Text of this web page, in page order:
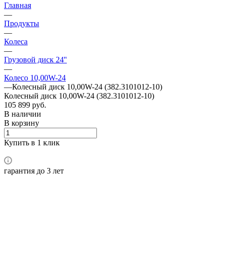
Главная
—
Продукты
—
Колеса
—
Грузовой диск 24''
—
Колесо 10,00W-24
—Колесный диск 10,00W-24 (382.3101012-10)
Колесный диск 10,00W-24 (382.3101012-10)
105 899 руб.
В наличии
В корзину
Купить в 1 клик
гарантия до 3 лет